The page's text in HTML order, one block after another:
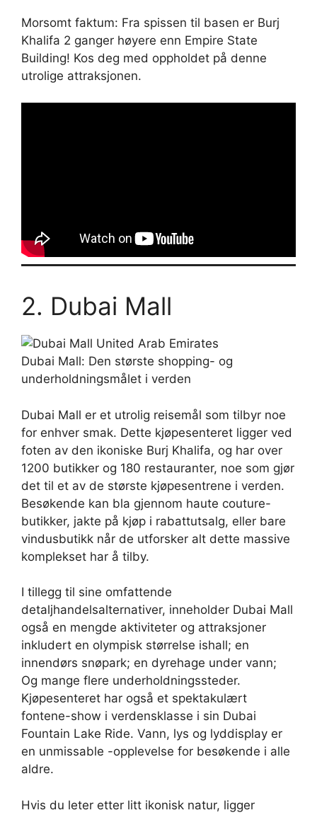
Morsomt faktum: Fra spissen til basen er Burj
Khalifa 2 ganger høyere enn Empire State
Building! Kos deg med oppholdet på denne
utrolige attraksjonen.
2. Dubai Mall
Dubai Mall: Den største shopping- og
underholdningsmålet i verden
Dubai Mall er et utrolig reisemål som tilbyr noe
for enhver smak. Dette kjøpesenteret ligger ved
foten av den ikoniske Burj Khalifa, og har over
1200 butikker og 180 restauranter, noe som gjør
det til et av de største kjøpesentrene i verden.
Besøkende kan bla gjennom haute couture-
butikker, jakte på kjøp i rabattutsalg, eller bare
vindusbutikk når de utforsker alt dette massive
komplekset har å tilby.
I tillegg til sine omfattende
detaljhandelsalternativer, inneholder Dubai Mall
også en mengde aktiviteter og attraksjoner
inkludert en olympisk størrelse ishall; en
innendørs snøpark; en dyrehage under vann;
Og mange flere underholdningssteder.
Kjøpesenteret har også et spektakulært
fontene-show i verdensklasse i sin Dubai
Fountain Lake Ride. Vann, lys og lyddisplay er
en unmissable -opplevelse for besøkende i alle
aldre.
Hvis du leter etter litt ikonisk natur, ligger